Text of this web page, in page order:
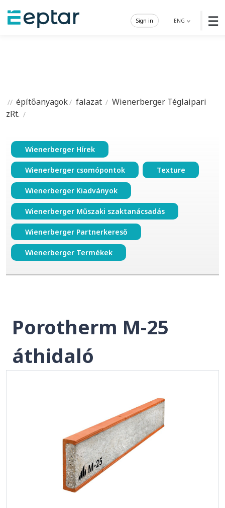
☰
ENG
Sign in
építőanyagok falazat
Wienerberger Téglaipari
zRt.
Wienerberger Hírek
Wienerberger csomópontok Texture
Wienerberger Kiadványok
Wienerberger Műszaki szaktanácsadás
Wienerberger Partnerkereső
Wienerberger Termékek
Porotherm M-25
áthidaló